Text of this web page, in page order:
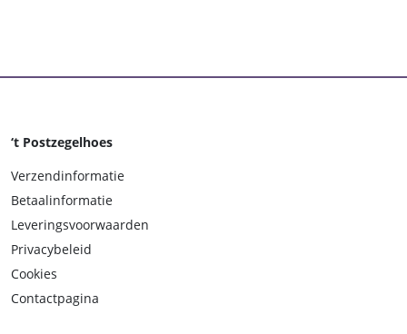
‘t Postzegelhoes
Verzendinformatie
Betaalinformatie
Leveringsvoorwaarden
Privacybeleid
Cookies
Contactpagina